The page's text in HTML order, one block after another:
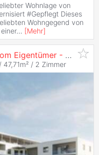
Wohnlage von
#Gepflegt Dieses
Wohngegend von
... [Mehr]
- sonnige 2 Zimmer Wohnung mit Küche
/ 47,71m² / 2 Zimmer